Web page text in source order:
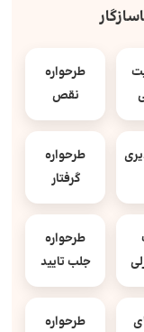
طرحواره
نقص
طرحواره
گرفتار
طرحواره
جلب تایید
طرحواره